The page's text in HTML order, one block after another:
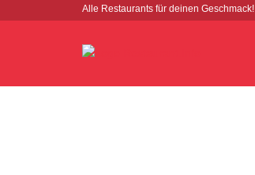
Alle Restaurants für deinen Geschmack!